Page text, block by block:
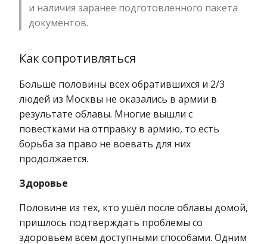
и наличия заранее подготовленного пакета
документов.
Как сопротивляться
Больше половины всех обратившихся и 2/3
людей из Москвы не оказались в армии в
результате облавы. Многие вышли с
повестками на отправку в армию, то есть
борьба за право не воевать для них
продолжается.
Здоровье
Половине из тех, кто ушёл после облавы домой,
пришлось подтверждать проблемы со
здоровьем всем доступными способами. Одним